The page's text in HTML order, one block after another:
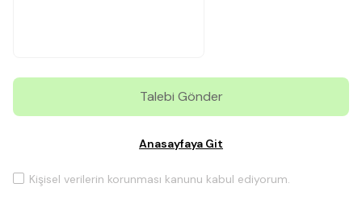
Talebi Gönder
Anasayfaya Git
Kişisel verilerin korunması kanunu kabul ediyorum.